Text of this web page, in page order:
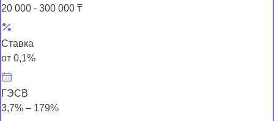
20 000 - 300 000 ₸
Ставка
от 0,1%
ГЭСВ
3,7% – 179%